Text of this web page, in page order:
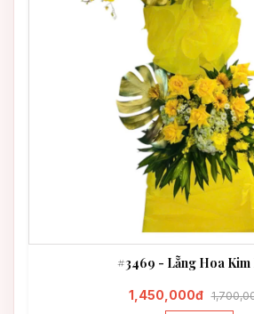
#3469 - Lẵng Hoa Kim
1,450,000đ